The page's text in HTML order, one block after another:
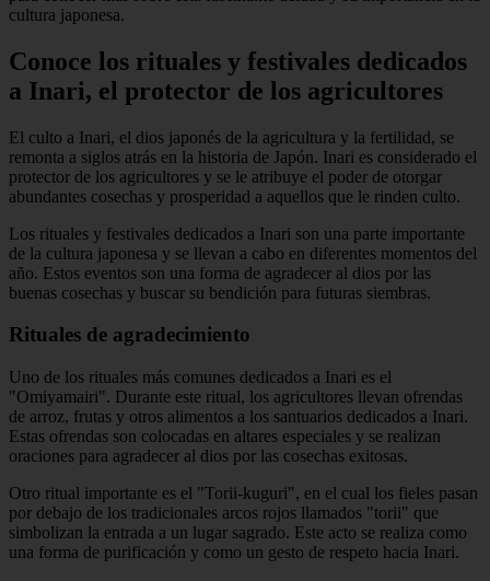
cultura japonesa.
Conoce los rituales y festivales dedicados
a Inari, el protector de los agricultores
El culto a Inari, el dios japonés de la agricultura y la fertilidad, se
remonta a siglos atrás en la historia de Japón. Inari es considerado el
protector de los agricultores y se le atribuye el poder de otorgar
abundantes cosechas y prosperidad a aquellos que le rinden culto.
Los rituales y festivales dedicados a Inari son una parte importante
de la cultura japonesa y se llevan a cabo en diferentes momentos del
año. Estos eventos son una forma de agradecer al dios por las
buenas cosechas y buscar su bendición para futuras siembras.
Rituales de agradecimiento
Uno de los rituales más comunes dedicados a Inari es el
"Omiyamairi". Durante este ritual, los agricultores llevan ofrendas
de arroz, frutas y otros alimentos a los santuarios dedicados a Inari.
Estas ofrendas son colocadas en altares especiales y se realizan
oraciones para agradecer al dios por las cosechas exitosas.
Otro ritual importante es el "Torii-kuguri", en el cual los fieles pasan
por debajo de los tradicionales arcos rojos llamados "torii" que
simbolizan la entrada a un lugar sagrado. Este acto se realiza como
una forma de purificación y como un gesto de respeto hacia Inari.